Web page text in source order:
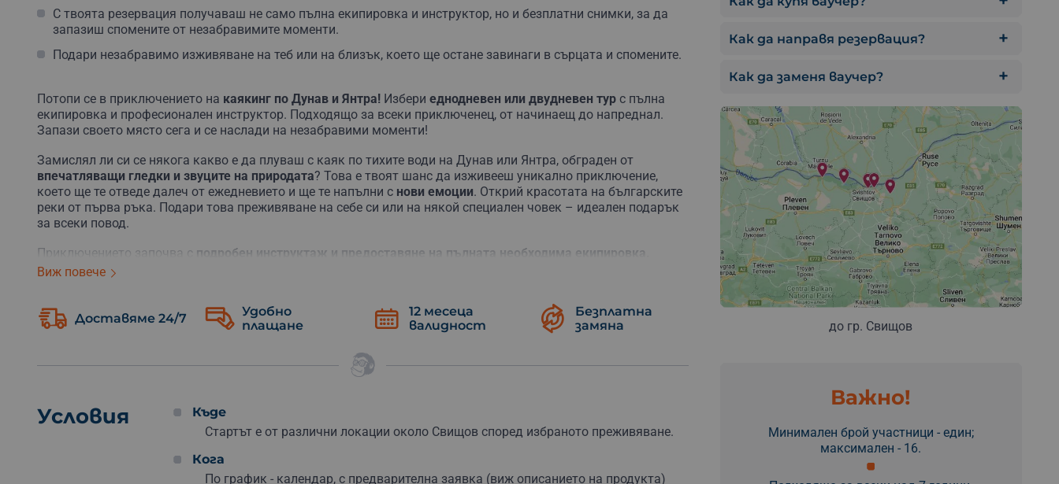
С твоята резервация получаваш не само пълна екипировка и инструктор, но и безплатни снимки, за да
запазиш спомените от незабравимите моменти.
Подари незабравимо изживяване на теб или на близък, което ще остане завинаги в сърцата и спомените.
Потопи се в приключението на каякинг по Дунав и Янтра! Избери еднодневен или двудневен тур с пълна
екипировка и професионален инструктор. Подходящо за всеки приключенец, от начинаещ до напреднал.
Запази своето място сега и се наслади на незабравими моменти!
Замислял ли си се някога какво е да плуваш с каяк по тихите води на Дунав или Янтра, обграден от
впечатляващи гледки и звуците на природата? Това е твоят шанс да изживееш уникално приключение,
което ще те отведе далеч от ежедневието и ще те напълни с нови емоции. Открий красотата на българските
реки от първа ръка. Подари това преживяване на себе си или на някой специален човек – идеален подарък
за всеки повод.
Приключението започва с подробен инструктаж и предоставяне на пълната необходима екипировка.
Независимо дали предпочиташ еднодневен тур или си готов за двудневно изживяване с нощувка в палатка,
комбинирани с опитни гребци, което гарантира безопасността и удоволствието от гребането. Всеки
участник получава безплатноснимки от тура
, за да запечати спомените от това уникално преживяване.
подарък за някой специален.
Каяк за начинаещи – програма 2026
Виж повече
Доставяме 24/7
Удобно
плащане
12 месеца
валидност
Безплатна
замяна
Условия
Къде
Стартът е от различни локации около Свищов според избраното преживяване.
Кога
По график - календар, с предварителна заявка (виж описанието на продукта)
Как да направя резервация?
Как да заменя ваучер?
до гр. Свищов
Важно!
Минимален брой участници - един;
максимален - 16.